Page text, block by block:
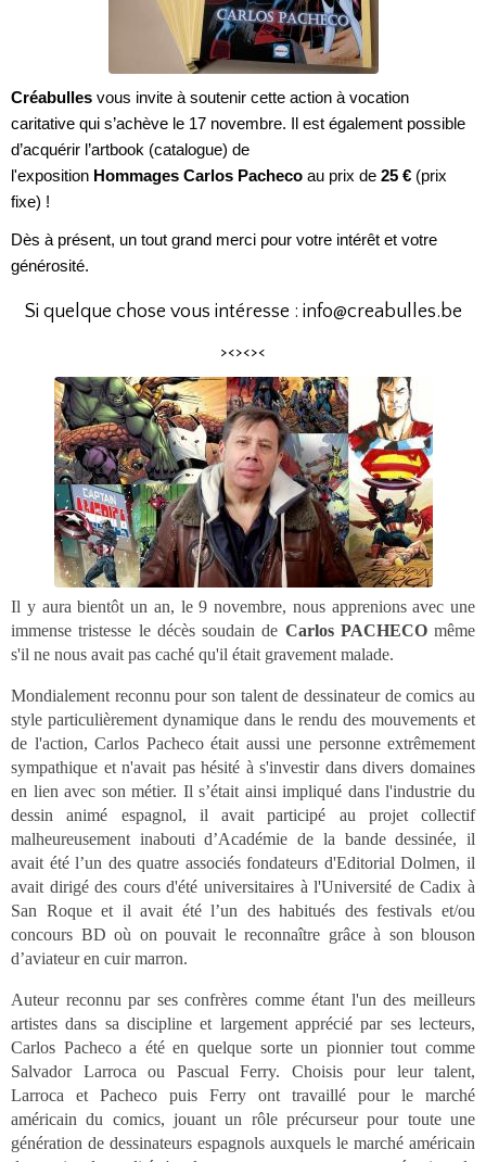
Créabulles vous invite à soutenir cette action à vocation
caritative qui s’achève le 17 novembre. Il est également possible
d’acquérir l’artbook (catalogue) de
l'exposition Hommages Carlos Pacheco au prix de 25 € (prix
fixe) !
Dès à présent, un tout grand merci pour votre intérêt et votre
générosité.
Si quelque chose vous intéresse : info@creabulles.be
><><><
Il y aura bientôt un an, le 9 novembre, nous apprenions avec une
immense tristesse le décès soudain de Carlos PACHECOmême
s'il ne nous avait pas caché qu'il était gravement malade.
Mondialement reconnu pour son talent de dessinateur de comics au
style particulièrement dynamique dans le rendu des mouvements et
de l'action, Carlos Pacheco était aussi une personne extrêmement
sympathique et n'avait pas hésité à s'investir dans divers domaines
en lien avec son métier. Il s’était ainsi impliqué dans l'industrie du
dessin animé espagnol, il avait participé au projet collectif
malheureusement inabouti d’Académie de la bande dessinée, il
avait été l’un des quatre associés fondateurs d'Editorial Dolmen, il
avait dirigé des cours d'été universitaires à l'Université de Cadix à
San Roque et il avait été l’un des habitués des festivals et/ou
concours BD où on pouvait le reconnaître grâce à son blouson
d’aviateur en cuir marron.
Auteur reconnu par ses confrères comme étant l'un des meilleurs
artistes dans sa discipline et largement apprécié par ses lecteurs,
Carlos Pacheco a été en quelque sorte un pionnier tout comme
Salvador Larroca ou Pascual Ferry. Choisis pour leur talent,
Larroca et Pacheco puis Ferry ont travaillé pour le marché
américain du comics, jouant un rôle précurseur pour toute une
génération de dessinateurs espagnols auxquels le marché américain